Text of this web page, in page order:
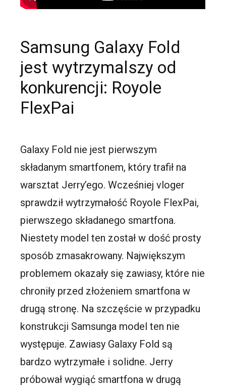
Samsung Galaxy Fold
jest wytrzymalszy od
konkurencji: Royole
FlexPai
Galaxy Fold nie jest pierwszym
składanym smartfonem, który trafił na
warsztat Jerry’ego. Wcześniej vloger
sprawdził wytrzymałość Royole FlexPai,
pierwszego składanego smartfona.
Niestety model ten został w dość prosty
sposób zmasakrowany. Największym
problemem okazały się zawiasy, które nie
chroniły przed złożeniem smartfona w
drugą stronę. Na szczęście w przypadku
konstrukcji Samsunga model ten nie
występuje. Zawiasy Galaxy Fold są
bardzo wytrzymałe i solidne. Jerry
próbował wygiąć smartfona w drugą